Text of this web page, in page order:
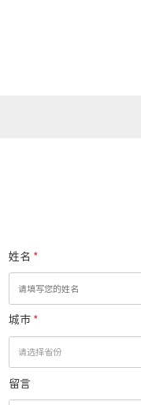
姓名 *
城市 *
留言